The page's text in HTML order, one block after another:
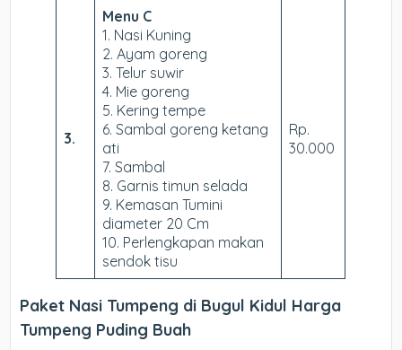
3.
Menu C
1. Nasi Kuning
2. Ayam goreng
3. Telur suwir
4. Mie goreng
5. Kering tempe
6. Sambal goreng ketang
ati
7. Sambal
8. Garnis timun selada
9. Kemasan Tumini
diameter 20 Cm
10. Perlengkapan makan
sendok tisu
Rp.
30.000
Paket Nasi Tumpeng di Bugul Kidul Harga
Tumpeng Puding Buah